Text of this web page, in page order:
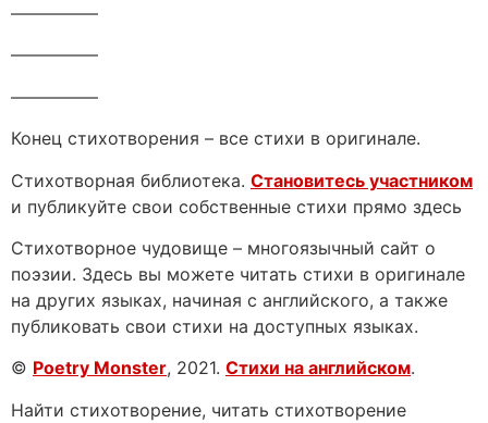
—————
—————
—————
Конец стихотворения – все стихи в оригинале.
Стихотворная библиотека. Становитесь участником
и публикуйте свои собственные стихи прямо здесь
Стихотворное чудовище – многоязычный сайт о
поэзии. Здесь вы можете читать стихи в оригинале
на других языках, начиная с английского, а также
публиковать свои стихи на доступных языках.
© Poetry Monster, 2021. Стихи на английском.
Найти стихотворение, читать стихотворение